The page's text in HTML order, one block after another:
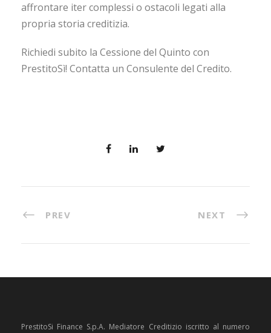
affrontare iter complessi o ostacoli legati alla
propria storia creditizia.
Richiedi subito la Cessione del Quinto con
PrestitoSì! Contatta un Consulente del Credito.
PREV NEXT
PrestitoSi Finance S.p.A. Mediatore Creditizio iscritto al numero